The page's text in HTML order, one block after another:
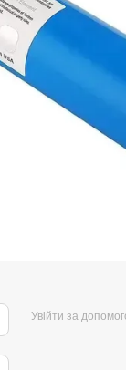
Увійти за